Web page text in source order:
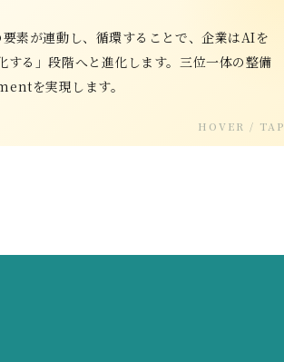
素が連動し、循環することで、企業はAIを
する」段階へと進化します。三位一体の整備
を実現します。
HOVER / TAP